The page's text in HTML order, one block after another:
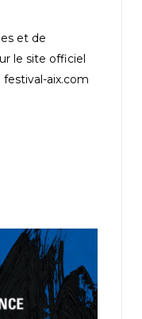
et de
le site officiel
festival-aix.com